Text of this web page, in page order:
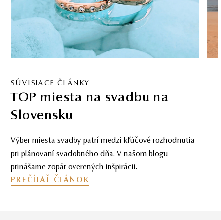
SÚVISIACE ČLÁNKY
TOP miesta na svadbu na
Slovensku
Výber miesta svadby patrí medzi kľúčové rozhodnutia
pri plánovaní svadobného dňa. V našom blogu
prinášame zopár overených inšpirácii.
PREČÍTAŤ ČLÁNOK